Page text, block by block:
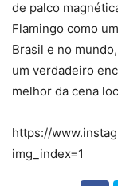
de palco
Flamingo como
Brasil e no
um verdadeiro
melhor da cena
https://
img_index=1